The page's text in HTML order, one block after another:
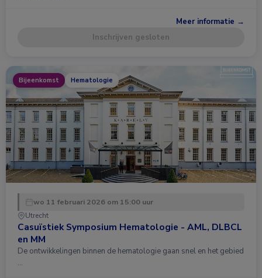
Meer informatie →
Inschrijven gesloten
Bijeenkomst Hematologie
wo 11 februari 2026 om 15:00 uur
Utrecht
Casuïstiek Symposium Hematologie - AML, DLBCL
en MM
De ontwikkelingen binnen de hematologie gaan snel en het gebied
…